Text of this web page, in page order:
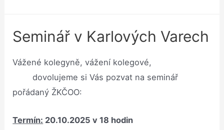
hromadu
z.s.
Seminář v Karlových Varech
Vážené kolegyně, vážení kolegové,
dovolujeme si Vás pozvat na seminář
pořádaný ŽKČOO:
Termín: 20.10.2025 v 18 hodin